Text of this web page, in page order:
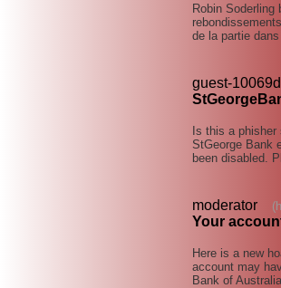
Robin
de la partie
guest-
Is this a
StGeorge Bank
been disabled.
moderator
Your
Here is a new
account may
Bank of